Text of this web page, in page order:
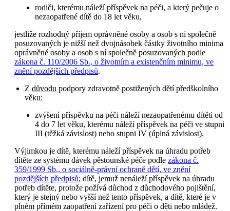
rodiči, kterému náleží příspěvek na péči, a který pečuje o
nezaopatřené dítě do 18 let věku,
jestliže rozhodný příjem oprávněné osoby a osob s ní společně
posuzovaných je nižší než dvojnásobek částky životního minima
oprávněné osoby a osob s ní společně posuzovaných podle
zákona č. 110/2006 Sb., o životním a existenčním minimu, ve
znění pozdějších předpisů.
Z důvodu podpory zdravotně postižených dětí předškolního
věku:
zvýšení příspěvku na péči náleží nezaopatřenému dítěti od
4 do 7 let věku, kterému náleží příspěvek na péči ve stupni
III (těžká závislost) nebo stupni IV (úplná závislost).
Výjimkou je dítě, kterému náleží příspěvek na úhradu potřeb
dítěte ze systému dávek pěstounské péče podlezákona č.
359/1999 Sb., o sociálně-právní ochraně dětí, ve znění
pozdějších předpisů; dítě, jemuž nenáleží příspěvek na úhradu
potřeb dítěte, protože požívá důchod z důchodového pojištění,
který je stejný nebo vyšší než tento příspěvek, a dítě, které je v
plném přímém zaopatření zařízení pro péči o děti nebo mládež.